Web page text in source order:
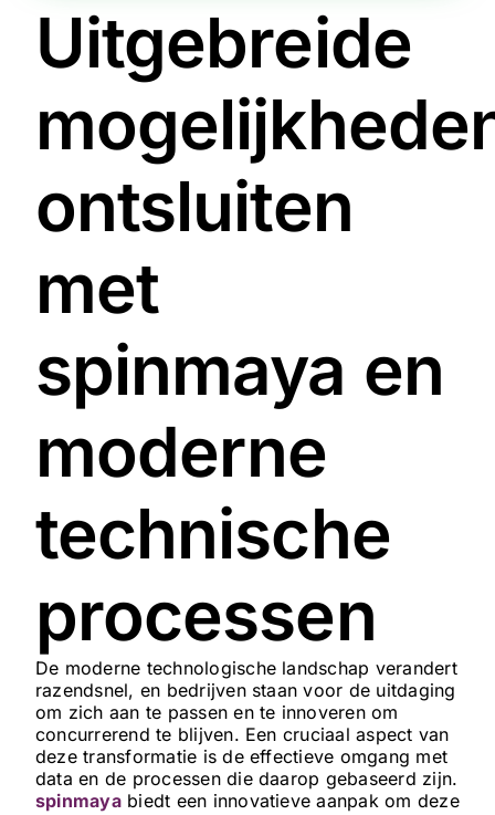
Uitgebreide
ontsluiten
met
spinmaya en
moderne
technische
processen
De moderne technologische landschap verandert
razendsnel, en bedrijven staan voor de uitdaging
om zich aan te passen en te innoveren om
concurrerend te blijven. Een cruciaal aspect van
deze transformatie is de effectieve omgang met
data en de processen die daarop gebaseerd zijn.
spinmayabiedt een innovatieve aanpak om deze